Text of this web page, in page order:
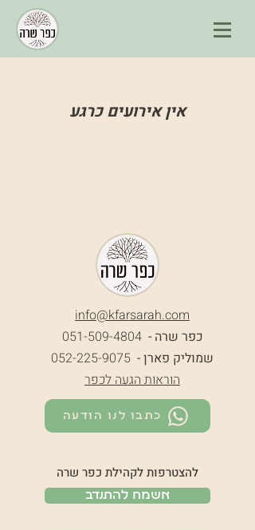
אין אירועים כרגע
info@kfarsarah.com
כפר שרה -051-509-4804
שמוליק פארן - 052-225-9075
הוראות הגעה לכפר
כתבו לנו הודעה
להצטרפות לקהילת כפר שרה
אשמח להתנדב